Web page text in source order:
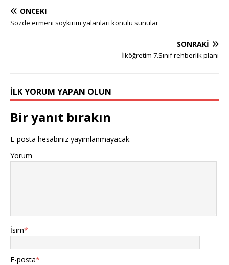
ÖNCEKI
Sözde ermeni soykırım yalanları konulu sunular
SONRAKI
İlköğretim 7.Sınıf rehberlik planı
İLK YORUM YAPAN OLUN
Bir yanıt bırakın
E-posta hesabınız yayımlanmayacak.
Yorum
İsim*
E-posta*